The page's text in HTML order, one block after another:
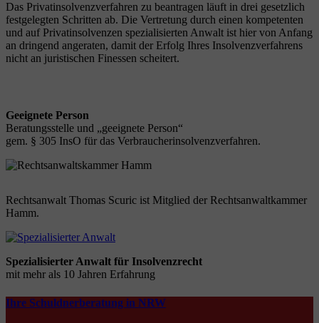
Das Privatinsolvenzverfahren zu beantragen läuft in drei gesetzlich
festgelegten Schritten ab. Die Vertretung durch einen kompetenten
und auf Privatinsolvenzen spezialisierten Anwalt ist hier von Anfang
an dringend angeraten, damit der Erfolg Ihres Insolvenzverfahrens
nicht an juristischen Finessen scheitert.
Geeignete Person
Beratungsstelle und „geeignete Person“
gem. § 305 InsO für das Verbraucherinsolvenzverfahren.
Rechtsanwalt Thomas Scuric ist Mitglied der Rechtsanwaltkammer
Hamm.
Spezialisierter Anwalt für Insolvenzrecht
mit mehr als 10 Jahren Erfahrung
Ihre Schuldnerberatung in NRW